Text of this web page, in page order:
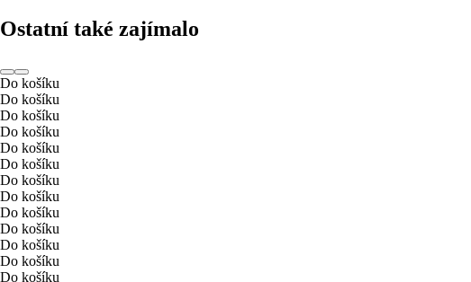
Ostatní také zajímalo
Do košíku
Do košíku
Do košíku
Do košíku
Do košíku
Do košíku
Do košíku
Do košíku
Do košíku
Do košíku
Do košíku
Do košíku
Do košíku